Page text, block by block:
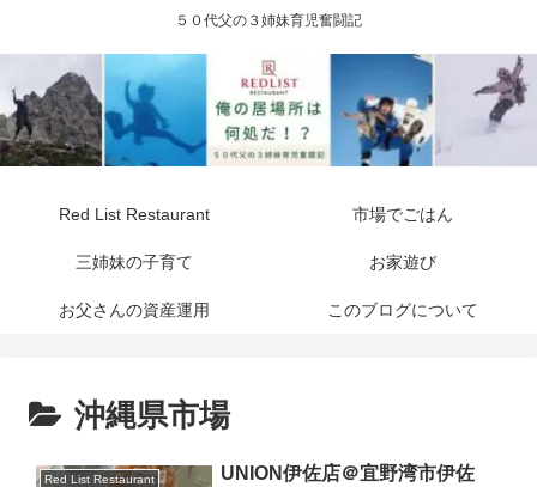
５０代父の３姉妹育児奮闘記
Red List Restaurant 市場でごはん
三姉妹の子育て お家遊び
お父さんの資産運用 このブログについて
沖縄県市場
Red List Restaurant UNION伊佐店＠宜野湾市伊佐